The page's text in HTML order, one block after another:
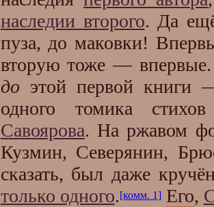
наследии второго. Да
пуза, до маковки!
вторую тоже —
до этой первой книги
одного томика
Савоярова. На ржавом
Кузмин, Северянин,
сказать, был даже
только одного.[комм. 1] Его,